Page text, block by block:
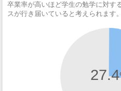
卒業率が高いほど学生の勉学に対す
スが行き届いていると考えられます。
27.4